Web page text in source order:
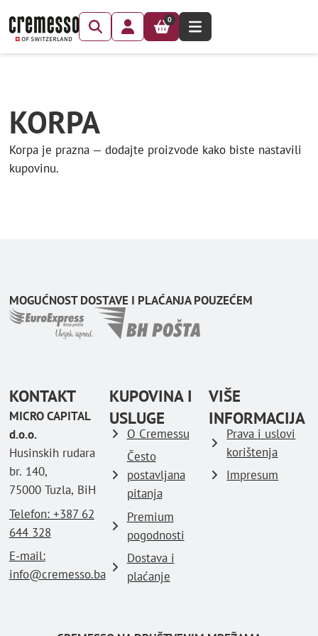
0
KORPA
Korpa je prazna — dodajte proizvode kako biste nastavili
kupovinu.
MOGUĆNOST DOSTAVE I PLAĆANJA POUZEĆEM
KONTAKT
MICRO CAPITAL
d.o.o.
Husinskih rudara
br. 140,
75000 Tuzla, BiH
Telefon: ‪+387 62
644 328
E-mail:
info@cremesso.ba
KUPOVINA I
USLUGE
O Cremessu
Često
postavljana
pitanja
Premium
pogodnosti
Dostava i
plaćanje
VIŠE
INFORMACIJA
Prava i uslovi
korištenja
Impresum